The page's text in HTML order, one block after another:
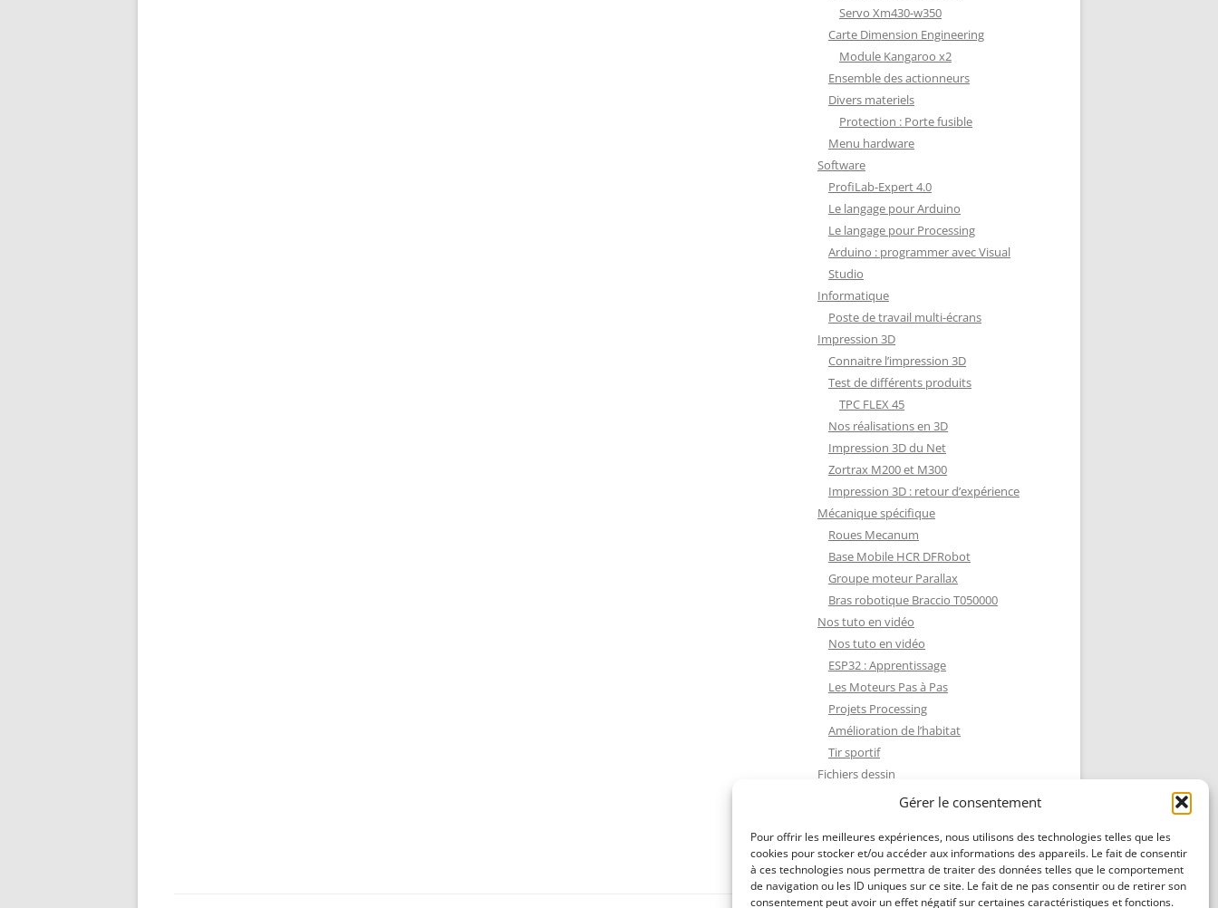
Gérer le consentement
Pour offrir les meilleures expériences, nous utilisons des technologies telles que les
cookies pour stocker et/ou accéder aux informations des appareils. Le fait de consentir
à ces technologies nous permettra de traiter des données telles que le comportement
de navigation ou les ID uniques sur ce site. Le fait de ne pas consentir ou de retirer son
consentement peut avoir un effet négatif sur certaines caractéristiques et fonctions.
Servo Xm430-w350
Carte Dimension Engineering
Module Kangaroo x2
Ensemble des actionneurs
Divers materiels
Protection : Porte fusible
Menu hardware
Software
ProfiLab-Expert 4.0
Le langage pour Arduino
Le langage pour Processing
Arduino : programmer avec Visual
Studio
Informatique
Poste de travail multi-écrans
Impression 3D
Connaitre l’impression 3D
Test de différents produits
TPC FLEX 45
Nos réalisations en 3D
Impression 3D du Net
Zortrax M200 et M300
Impression 3D : retour d’expérience
Mécanique spécifique
Roues Mecanum
Base Mobile HCR DFRobot
Groupe moteur Parallax
Bras robotique Braccio T050000
Nos tuto en vidéo
Nos tuto en vidéo
ESP32 : Apprentissage
Les Moteurs Pas à Pas
Projets Processing
Amélioration de l’habitat
Tir sportif
Fichiers dessin
Fichiers dessin